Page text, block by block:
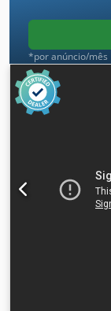
*por anúncio/mês